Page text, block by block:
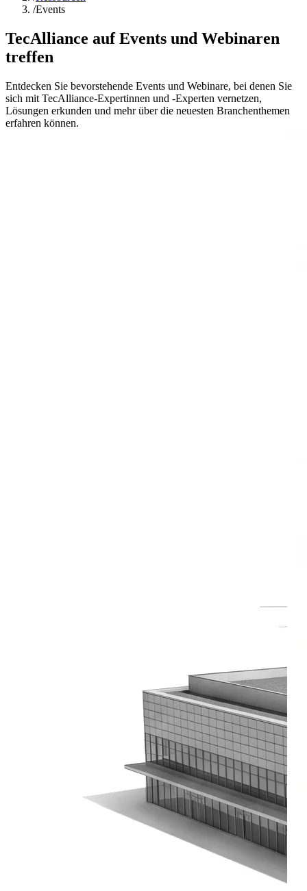
/Events
TecAlliance auf Events und Webinaren
treffen
Entdecken Sie bevorstehende Events und Webinare, bei denen Sie
sich mit TecAlliance-Expertinnen und -Experten vernetzen,
Lösungen erkunden und mehr über die neuesten Branchenthemen
erfahren können.